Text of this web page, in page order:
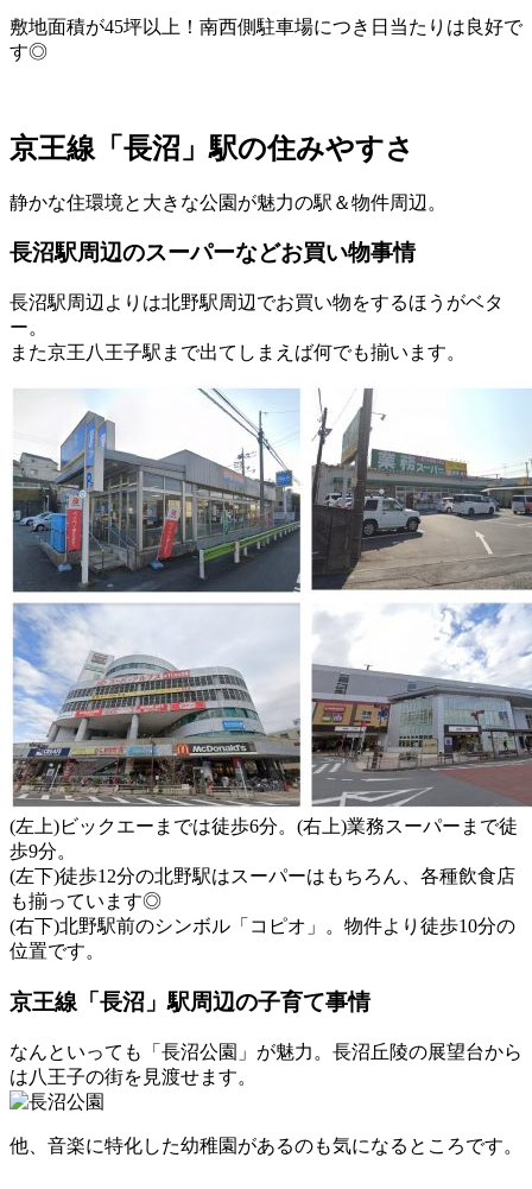
敷地面積が45坪以上！南西側駐車場につき日当たりは良好で
す◎
京王線「長沼」駅の住みやすさ
静かな住環境と大きな公園が魅力の駅＆物件周辺。
長沼駅周辺のスーパーなどお買い物事情
長沼駅周辺よりは北野駅周辺でお買い物をするほうがベタ
ー。
また京王八王子駅まで出てしまえば何でも揃います。
(左上)ビックエーまでは徒歩6分。(右上)業務スーパーまで徒
歩9分⁯。
(左下)徒歩12分の北野駅はスーパーはもちろん、各種飲食店
も揃っています◎
(右下)北野駅前のシンボル「コピオ」。物件より徒歩10分の
位置です。
京王線「長沼」駅周辺の子育て事情
なんといっても「長沼公園」が魅力。長沼丘陵の展望台から
は八王子の街を見渡せます。
他、音楽に特化した幼稚園があるのも気になるところです。